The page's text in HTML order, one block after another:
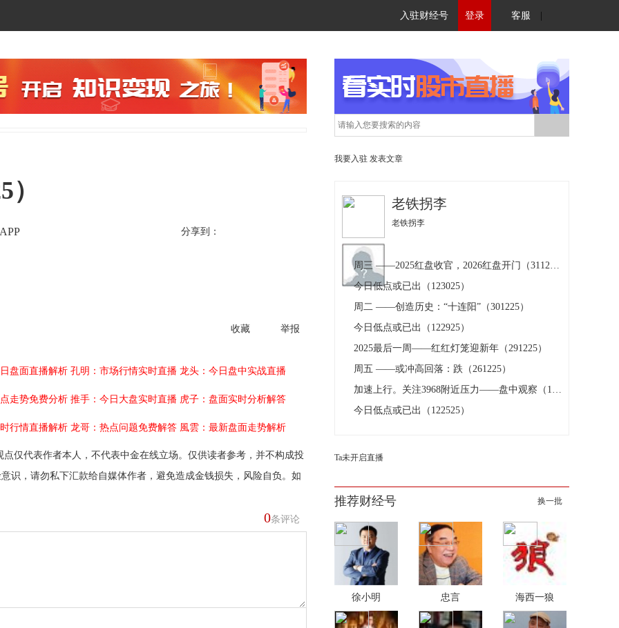
入驻财经号 登录 客服
分享到：
收藏 举报
盘面直播解析 孔明：市场行情实时直播 龙头：今日盘中实战直播
走势免费分析 推手：今日大盘实时直播 虎子：盘面实时分析解答
行情直播解析 龙哥：热点问题免费解答 風雲：最新盘面走势解析
仅代表作者本人，不代表中金在线立场。仅供读者参考，并不构成投
识，请勿私下汇款给自媒体作者，避免造成金钱损失，风险自负。如
0条评论
我要入驻 发表文章
老铁拐李
老铁拐李
周三 ——2025红盘收官，2026红盘开门（311225）
今日低点或已出（123025）
周二 ——创造历史：“十连阳”（301225）
今日低点或已出（122925）
2025最后一周——红红灯笼迎新年（291225）
周五 ——或冲高回落：跌（261225）
加速上行。关注3968附近压力——盘中观察（122525）
今日低点或已出（122525）
Ta未开启直播
推荐财经号 换一批
徐小明 忠言 海西一狼